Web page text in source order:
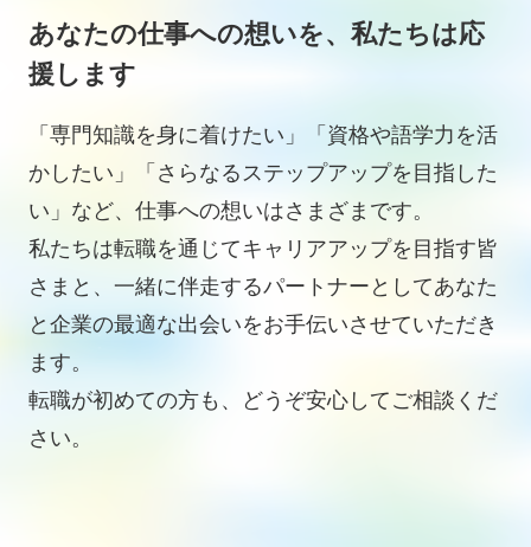
あなたの仕事への想いを、私たちは応
援します
「専門知識を身に着けたい」「資格や語学力を活
かしたい」「さらなるステップアップを目指した
い」など、仕事への想いはさまざまです。
私たちは転職を通じてキャリアアップを目指す皆
さまと、一緒に伴走するパートナーとしてあなた
と企業の最適な出会いをお手伝いさせていただき
ます。
転職が初めての方も、どうぞ安心してご相談くだ
さい。